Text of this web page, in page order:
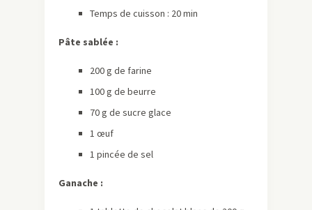
Temps de cuisson : 20 min
Pâte sablée :
200 g de farine
100 g de beurre
70 g de sucre glace
1 œuf
1 pincée de sel
Ganache :